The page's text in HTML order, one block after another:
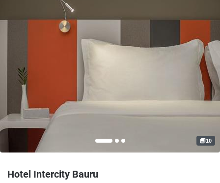
Hotel Intercity Bauru
10